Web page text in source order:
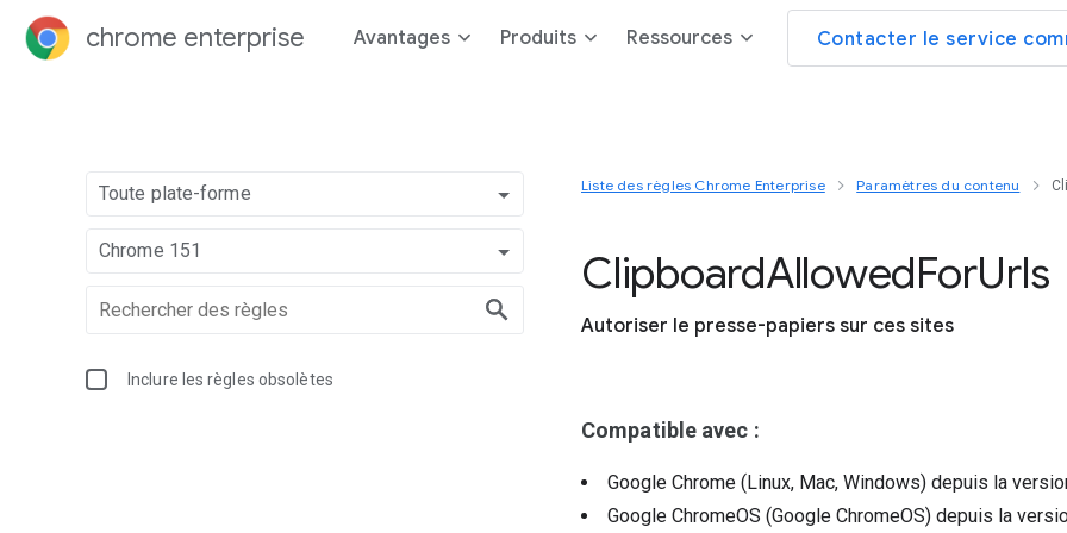
chrome enterprise Avantages Produits Ressources Contacter le service
Toute plate-forme
Chrome 151
Inclure les règles obsolètes
Liste des règles Chrome Enterprise Paramètres du contenu
ClipboardAllowedForUrls
Autoriser le presse-papiers sur ces sites
Compatible avec :
Google Chrome (Linux, Mac, Windows) depuis la
Google ChromeOS (Google ChromeOS) depuis la